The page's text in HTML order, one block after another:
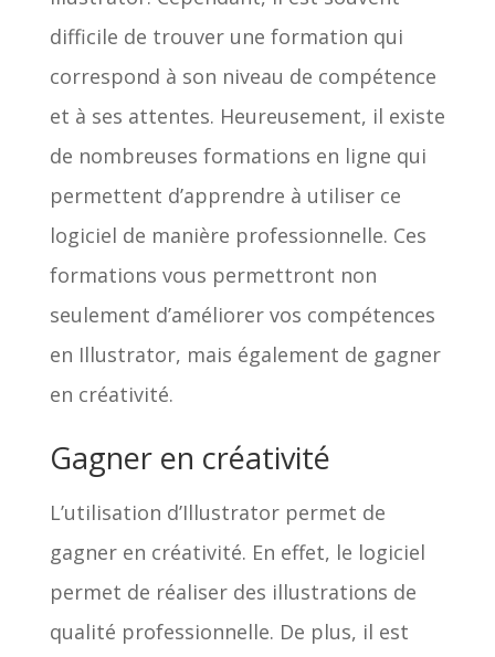
difficile de trouver une formation qui
correspond à son niveau de compétence
et à ses attentes. Heureusement, il existe
de nombreuses formations en ligne qui
permettent d’apprendre à utiliser ce
logiciel de manière professionnelle. Ces
formations vous permettront non
seulement d’améliorer vos compétences
en Illustrator, mais également de gagner
en créativité.
Gagner en créativité
L’utilisation d’Illustrator permet de
gagner en créativité. En effet, le logiciel
permet de réaliser des illustrations de
qualité professionnelle. De plus, il est